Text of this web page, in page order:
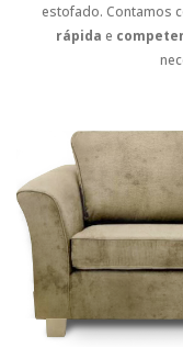
estofado. Contamos
rápida e